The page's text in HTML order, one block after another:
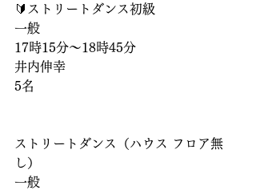
🔰ストリートダンス初級
一般
17時15分〜18時45分
井内伸幸
5名
ストリートダンス（ハウス フロア無
し）
一般